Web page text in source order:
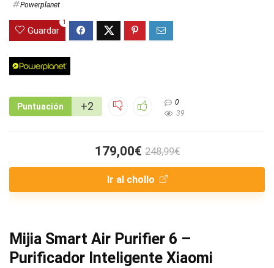
Powerplanet
Guardar
1
Puntuación +2
0
39
179,00€ 248,99€
Ir al chollo
Mijia Smart Air Purifier 6 –
Purificador Inteligente Xiaomi